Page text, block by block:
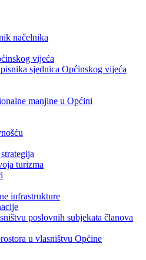
načelnika
vijeća
sjednica Općinskog vijeća
manjine u Općini
turizma
infrastrukture
poslovnih subjekata članova
u vlasništvu Općine